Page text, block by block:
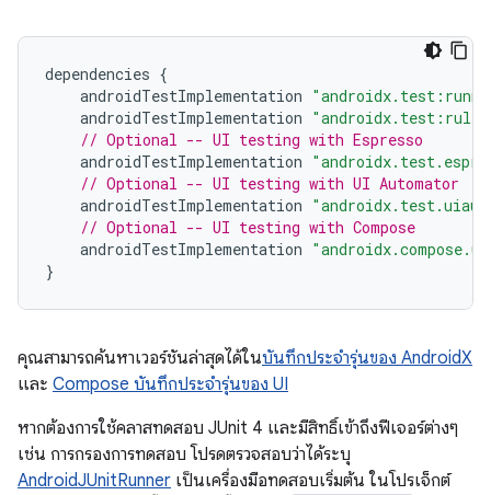
dependencies {
androidTestImplementation
androidTestImplementation
// Optional -- UI testing with Espresso
androidTestImplementation
// Optional -- UI testing with UI Automator
androidTestImplementation
// Optional -- UI testing with Compose
androidTestImplementation
}
คุณสามารถค้นหาเวอร์ชันล่าสุดได้ในบันทึกประจำรุ่นของ AndroidX
และ Compose บันทึกประจำรุ่นของ UI
หากต้องการใช้คลาสทดสอบ JUnit 4 และมีสิทธิ์เข้าถึงฟีเจอร์ต่างๆ
เช่น การกรองการทดสอบ โปรดตรวจสอบว่าได้ระบุ
AndroidJUnitRunner เป็นเครื่องมือทดสอบเริ่มต้น ในโปรเจ็กต์